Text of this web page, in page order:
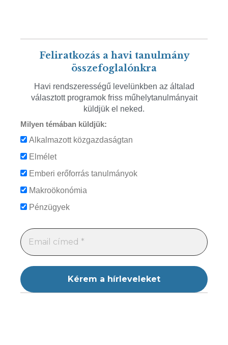
Feliratkozás a havi tanulmány
összefoglalónkra
Havi rendszerességű levelünkben az általad
választott programok friss műhelytanulmányait
küldjük el neked.
Milyen témában küldjük:
Alkalmazott közgazdaságtan
Elmélet
Emberi erőforrás tanulmányok
Makroökonómia
Pénzügyek